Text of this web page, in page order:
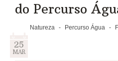
do Percurso
Natureza - Percurso Água -
25
MAR